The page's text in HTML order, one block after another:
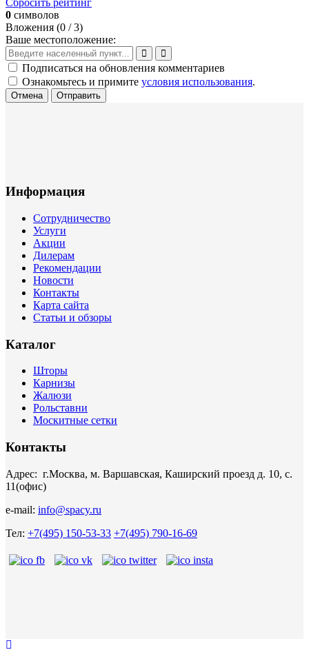
0 символов
Вложения (0 / 3)
Ваше местоположение:
Подписаться на обновления комментариев
Ознакомьтесь и примите условия использования.
Отмена Отправить
Информация
Сотрудничество
Услуги
Акции
Дилерам
Рекомендации
Новости
Контакты
Карта сайта
Статьи и обзоры
Каталог
Шторы
Карнизы
Жалюзи
Рольставни
Москитные сетки
Контакты
Адрес: г.Москва, м. Варшавская, Каширский проезд д. 10, с.
11(офис)
e-mail: info@spacy.ru
Тел: +7(495) 150-53-33 +7(495) 790-16-69